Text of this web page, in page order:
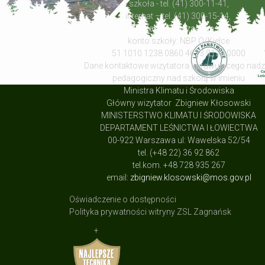
szkoła - tel. (41) 300-11-41,
internat – tel. (41) 300-15-14,
sekretariat@zsl-zagnansk.pl
konto szkoły: NBP O/Kielce
51 1010 1238 0860 4613 9134 0000
Dane kontaktowe wizytatora sprawującego
pedagogiczny nad szkołą w imieniu
Ministra Klimatu i Środowiska
Główny wizytator Zbigniew Kłosowski
MINISTERSTWO KLIMATU I ŚRODOWISKA
DEPARTAMENT LEŚNICTWA I ŁOWIECTWA
00-922 Warszawa ul: Wawelska 52/54
tel. (+48 22) 36 92 862
tel.kom. +48 728 935 267
email: zbigniew.klosowski@mos.gov.pl
Oświadczenie o dostępności
Polityka prywatności witryny ZSL Zagnańsk
+